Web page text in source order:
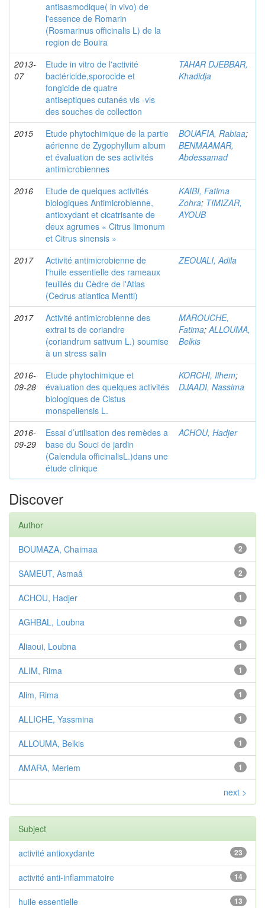
antisasmodique( in vivo) de
l'essence de Romarin
(Rosmarinus officinalis L) de la
region de Bouira
2013-
07
Etude in vitro de l'activité
bactéricide,sporocide et
fongicide de quatre
antiseptiques cutanés vis -vis
des souches de collection
TAHAR DJEBBAR,
Khadidja
2015
Etude phytochimique de la partie
aérienne de Zygophyllum album
et évaluation de ses activités
antimicrobiennes
BOUAFIA, Rabiaa;
BENMAAMAR,
Abdessamad
2016
Etude de quelques activités
biologiques Antimicrobienne,
antioxydant et cicatrisante de
deux agrumes « Citrus limonum
et Citrus sinensis »
KAIBI, Fatima
Zohra; TIMIZAR,
AYOUB
2017
Activité antimicrobienne de
l'huile essentielle des rameaux
feuillés du Cèdre de l'Atlas
(Cedrus atlantica Mentti)
ZEOUALI, Adila
2017
Activité antimicrobienne des
extrai ts de coriandre
(coriandrum sativum L.) soumise
à un stress salin
MAROUCHE,
Fatima;ALLOUMA,
Belkis
2016-
09-28
Etude phytochimique et
évaluation des quelques activités
biologiques de Cistus
monspeliensis L.
KORCHI, Ilhem;
DJAADI, Nassima
2016-
09-29
Essai d’utilisation des remèdes a
base du Souci de jardin
(Calendula officinalisL.)dans une
étude clinique
ACHOU, Hadjer
Discover
Author
2
BOUMAZA, Chaimaa
2
SAMEUT, Asmaâ
1
ACHOU, Hadjer
1
AGHBAL, Loubna
1
Aliaoui, Loubna
1
ALIM, Rima
1
Alim, Rima
1
ALLICHE, Yassmina
1
ALLOUMA, Belkis
1
AMARA, Meriem
next >
Subject
23
activité antioxydante
14
activité anti-inflammatoire
13
huile essentielle